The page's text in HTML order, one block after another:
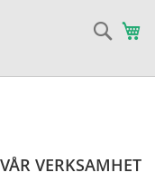
Sök
VERKSAMHET